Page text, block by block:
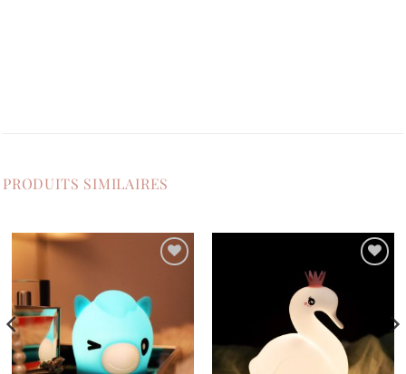
PRODUITS SIMILAIRES
liste de
souhaits